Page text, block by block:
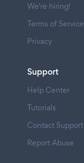
We're hiring!
Terms of Service
Privacy
Support
Help Center
Tutorials
Contact Support
Report Abuse